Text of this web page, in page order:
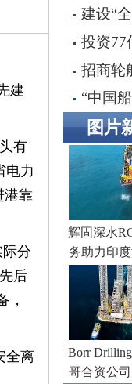
建
有
电力
港靠
分
后
，
全离
纽城市
“十五五”
建设“
链条一
质增效
投资77
集团要做
招商轮
延续至
在重塑全
“中国
速布局
图片
辉固深水
务助力印
钻井作
Borr
哥合资公